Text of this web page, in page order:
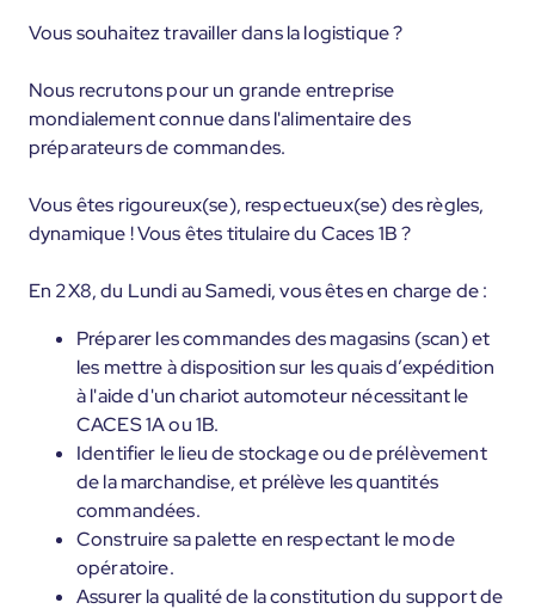
Vous souhaitez travailler dans la logistique ?
Nous recrutons pour un grande entreprise
mondialement connue dans l'alimentaire des
préparateurs de commandes.
Vous êtes rigoureux(se), respectueux(se) des règles,
dynamique ! Vous êtes titulaire du Caces 1B ?
En 2X8, du Lundi au Samedi, vous êtes en charge de :
Préparer les commandes des magasins (scan) et
les mettre à disposition sur les quais d’expédition
à l'aide d'un chariot automoteur nécessitant le
CACES 1A ou 1B.
Identifier le lieu de stockage ou de prélèvement
de la marchandise, et prélève les quantités
commandées.
Construire sa palette en respectant le mode
opératoire.
Assurer la qualité de la constitution du support de